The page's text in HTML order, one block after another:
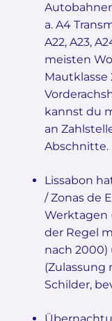
a. A4
A22, A23,
meisten
kannst du
an
Abschnitte.
Lissabon
/ Zonas de
Werktagen
der Regel
nach 2000)
(Zulassung
Schilder,